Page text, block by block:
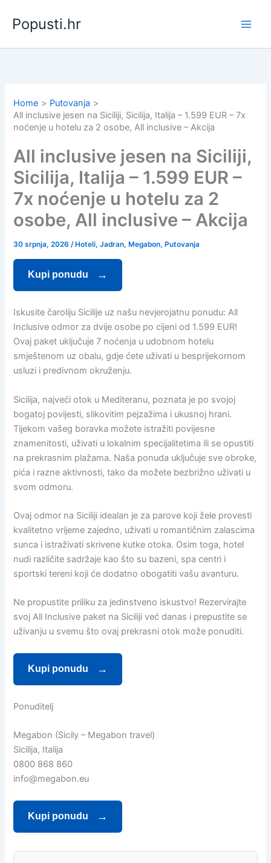
content
Popusti.hr
Home
Putovanja
All inclusive jesen na Siciliji, Sicilija, Italija – 1.599 EUR – 7x
noćenje u hotelu za 2 osobe, All inclusive – Akcija
All inclusive jesen na Siciliji,
Sicilija, Italija – 1.599 EUR –
7x noćenje u hotelu za 2
osobe, All inclusive – Akcija
30 srpnja, 2026/ Hoteli,Jadran, Megabon, Putovanja
Kupi ponudu
Iskusite čaroliju Sicilije uz našu nevjerojatnu ponudu: All
Inclusive odmor za dvije osobe po cijeni od 1.599 EUR!
Ovaj paket uključuje 7 noćenja u udobnom hotelu
smještenom uz obalu, gdje ćete uživati u besprijekornom
usluzi i predivnom okruženju.
Sicilija, najveći otok u Mediteranu, poznata je po svojoj
bogatoj povijesti, slikovitim pejzažima i ukusnoj hrani.
Tijekom vašeg boravka možete istražiti povijesne
znamenitosti, uživati u lokalnim specijalitetima ili se opustiti
na prekrasnim plažama. Naša ponuda uključuje sve obroke,
pića i razne aktivnosti, tako da možete bezbrižno uživati u
svom odmoru.
Ovaj odmor na Siciliji idealan je za parove koji žele provesti
kvalitetno vrijeme zajedno, uživati u romantičnim zalascima
sunca i istraživati skrivene kutke otoka. Osim toga, hotel
nudi različite sadržaje kao što su bazeni, spa centri i
sportski tereni koji će dodatno obogatiti vašu avanturu.
Ne propustite priliku za jedinstveno iskustvo! Rezervirajte
svoj All Inclusive paket na Siciliji već danas i prepustite se
uživanju u svemu što ovaj prekrasni otok može ponuditi.
Kupi ponudu
Ponuditelj
Megabon (Sicily – Megabon travel)
Sicilija, Italija
0800 868 860
info@megabon.eu
Kupi ponudu